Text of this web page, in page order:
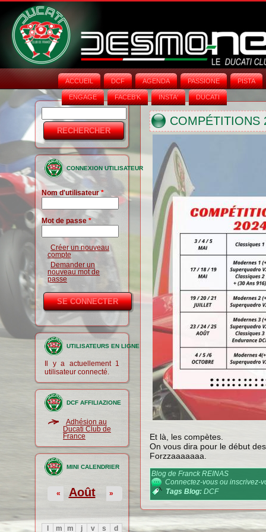
ACCUEIL DCF AGENDA PASSIONE PISTA
ENGAGE FACEB'K INSTA‘ DUCATI
Formulaire
de
recherche
CONNEXION UTILISATEUR
Nom d'utilisateur*
Mot de passe *
Créer un nouveau
compte
Demander un
nouveau mot de
passe
UTILISATEURS EN LIGNE
Il y a actuellement 1
utilisateur connecté.
DCF AFFILIAZIONE
Adhésion au
Ducati Club de
France
MINI CALENDRIER
Août
« »
m m j v s
d
COMPÉTITIONS
Et là, les compètes.
On vous dira pour le début
Forzzaaaaaaa.
Blog de Franck REINAS
Connectez-vous ou inscrivez-
Tags Blog: DCF